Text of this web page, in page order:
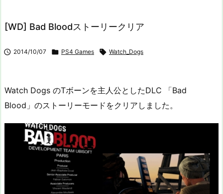
[WD] Bad Bloodストーリークリア
 2014/10/07  PS4 Games  Watch_Dogs
Watch Dogs のTボーンを主人公としたDLC 「Bad
Blood」のストーリーモードをクリアしました。